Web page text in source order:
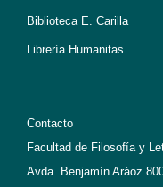
Biblioteca E. Carilla
Librería Humanitas
Contacto
Facultad de Filosofía y
Avda. Benjamín Aráoz